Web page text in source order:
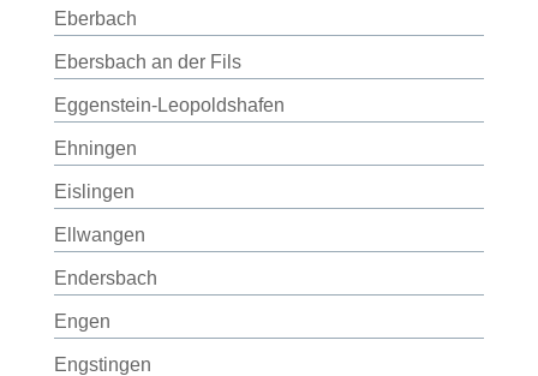
Eberbach
Ebersbach an der Fils
Eggenstein-Leopoldshafen
Ehningen
Eislingen
Ellwangen
Endersbach
Engen
Engstingen